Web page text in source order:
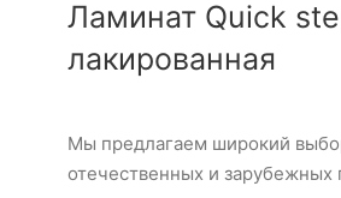
Ламинат Quick
лакированная
Мы предлагаем широкий
отечественных и зарубежных